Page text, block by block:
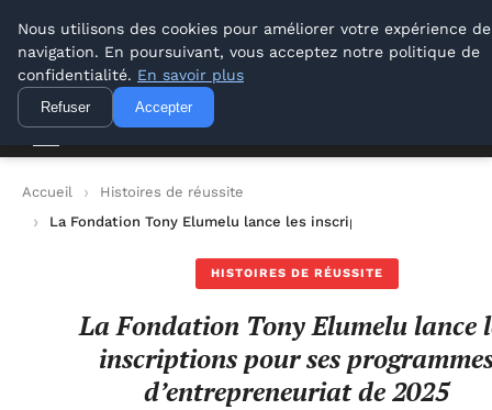
Lyon Photos
Lyon Photos
Accueil
Histoires de réussite
La Fondation Tony Elumelu lance les inscriptions pour ses
HISTOIRES DE RÉUSSITE
La Fondation Tony Elumelu lance
inscriptions pour ses
d’entrepreneuriat de 2025
Nous utilisons des cookies pour améliorer votre expérience de
navigation. En poursuivant, vous acceptez notre politique de
confidentialité. En savoir plus
Refuser Accepter